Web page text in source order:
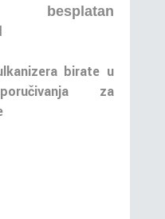
besplatan
birate u
za